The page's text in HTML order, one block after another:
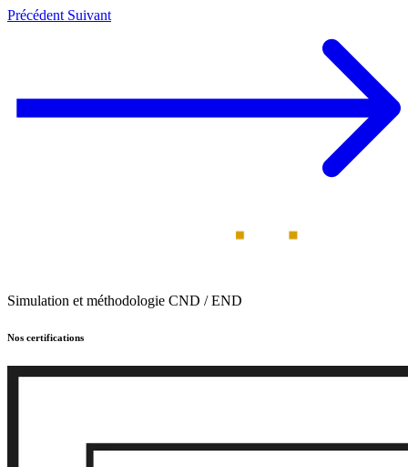
Précédent Suivant
Simulation et méthodologie CND / END
Nos certifications